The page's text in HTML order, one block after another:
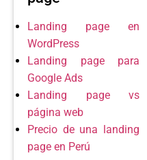
Landing page en
WordPress
Landing page para
Google Ads
Landing page vs
página web
Precio de una landing
page en Perú